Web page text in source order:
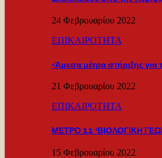
24 Φεβρουαρίου 2022
ΕΠΙΚΑΙΡΟΤΗΤΑ
«Άμεσα μέτρα στήριξης για
21 Φεβρουαρίου 2022
ΕΠΙΚΑΙΡΟΤΗΤΑ
ΜΕΤΡΟ 11 ‘ΒΙΟΛΟΓΙΚΗ
15 Φεβρουαρίου 2022